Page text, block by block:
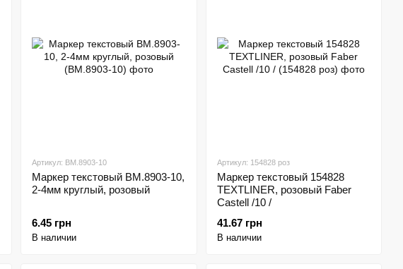
Артикул: BM.8903-10
Маркер текстовый BM.8903-10,
2-4мм круглый, розовый
6.45 грн
В наличии
Артикул: 154828 роз
Маркер текстовый 154828
TEXTLINER, розовый Faber
Castell /10 /
41.67 грн
В наличии